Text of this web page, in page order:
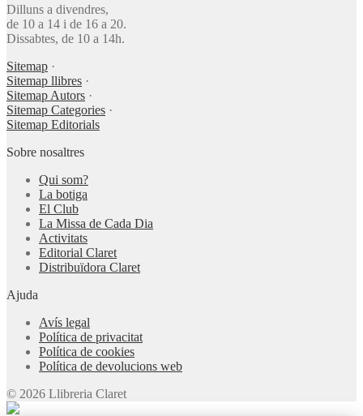
Dilluns a divendres,
de 10 a 14 i de 16 a 20.
Dissabtes, de 10 a 14h.
Sitemap ·
Sitemap llibres ·
Sitemap Autors ·
Sitemap Categories ·
Sitemap Editorials
Sobre nosaltres
Qui som?
La botiga
El Club
La Missa de Cada Dia
Activitats
Editorial Claret
Distribuïdora Claret
Ajuda
Avís legal
Política de privacitat
Política de cookies
Política de devolucions web
© 2026 Llibreria Claret